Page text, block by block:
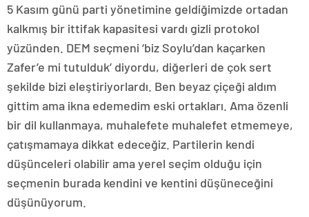
5 Kasım günü parti yönetimine geldiğimizde ortadan
kalkmış bir ittifak kapasitesi vardı gizli protokol
yüzünden. DEM seçmeni ‘biz Soylu’dan kaçarken
Zafer’e mi tutulduk’ diyordu, diğerleri de çok sert
şekilde bizi eleştiriyorlardı. Ben beyaz çiçeği aldım
gittim ama ikna edemedim eski ortakları. Ama özenli
bir dil kullanmaya, muhalefete muhalefet etmemeye,
çatışmamaya dikkat edeceğiz. Partilerin kendi
düşünceleri olabilir ama yerel seçim olduğu için
seçmenin burada kendini ve kentini düşüneceğini
düşünüyorum.